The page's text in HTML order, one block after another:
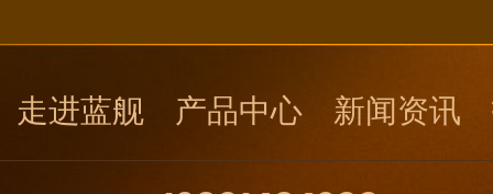
走进蓝舰 产品中心 新闻资讯